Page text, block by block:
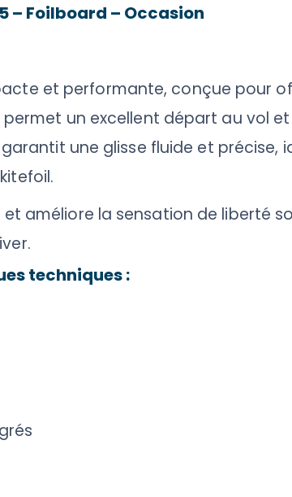
– Foilboard – Occasion
et performante, conçue pour
permet un excellent départ au vol
une glisse fluide et précise,
améliore la sensation de liberté
techniques :